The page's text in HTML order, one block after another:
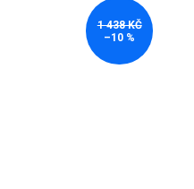
1 438 KČ
–10 %